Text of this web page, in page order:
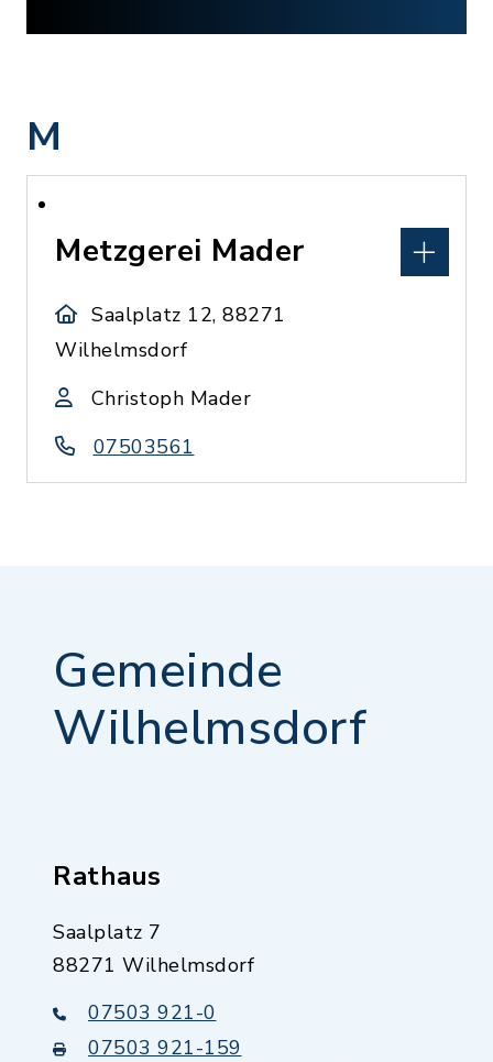
M
Metzgerei Mader
Saalplatz 12, 88271
Wilhelmsdorf
Christoph Mader
07503561
Gemeinde
Wilhelmsdorf
Rathaus
Saalplatz 7
88271 Wilhelmsdorf
07503 921-0
07503 921-159